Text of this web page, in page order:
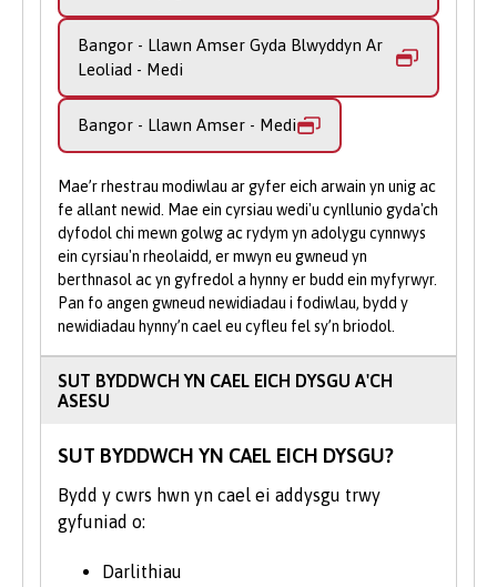
ddystopaidd. Mae sylfaen ddamcaniaethol
gadarn a dealltwriaeth hanesyddol o ffilm
yn cwmpasu'r eiliadau allweddol yn hanes
ffilm sydd wedi helpu i siapio ffilmiau fel
yr ydym yn eu hadnabod heddiw. Byddwch
yn dadansoddi ffilmiau a gwneuthurwyr
ffilm penodol i ddangos sut mae themâu, er
enghraifft rhywedd, rhywioldeb, hil,
dosbarth, ideoleg a hanes yn cael eu
portreadu.
Yn ogystal â theithiau maes i wylio ffilmiau,
datganiadau, ac ymweld ag orielau celf,
bydd cyfleoedd i fynd i ddosbarthiadau
meistr a clywed yn uniongyrchol gan
diwydiant.
Mae dysgu am sut mae darnau llenyddol a
ehangu eich ymwybyddiaeth feirniadol
Bangor - Llawn Amser Gyda Blwyddyn Ar
Leoliad - Medi
Bangor - Llawn Amser - Medi
Mae’r rhestrau modiwlau ar gyfer eich arwain yn unig ac
fe allant newid. Mae ein cyrsiau wedi'u cynllunio gyda'ch
dyfodol chi mewn golwg ac rydym yn adolygu cynnwys
ein cyrsiau'n rheolaidd, er mwyn eu gwneud yn
berthnasol ac yn gyfredol a hynny er budd ein myfyrwyr.
Pan fo angen gwneud newidiadau i fodiwlau, bydd y
newidiadau hynny’n cael eu cyfleu fel sy’n briodol.
SUT BYDDWCH YN CAEL EICH DYSGU A'CH
ASESU
SUT BYDDWCH YN CAEL EICH DYSGU?
Bydd y cwrs hwn yn cael ei addysgu trwy
gyfuniad o:
Darlithiau